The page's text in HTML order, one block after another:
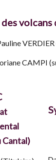
volcans
CAMPI
Cantal)